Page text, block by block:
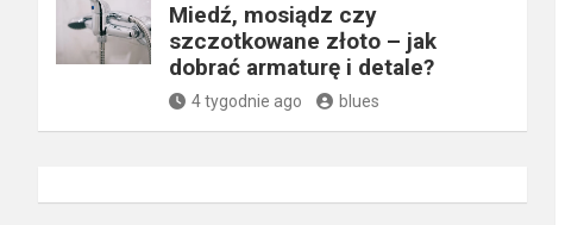
Miedź, mosiądz czy
szczotkowane złoto – jak
dobrać armaturę i detale?
4 tygodnie ago blues